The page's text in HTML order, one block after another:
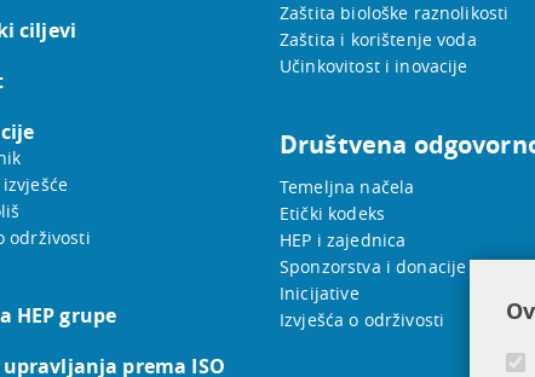
ciljevi
održivosti
HEP grupe
prema ISO
Zaštita biološke raznolikosti
Zaštita i korištenje voda
Učinkovitost i inovacije
Društvena
Temeljna načela
Etički kodeks
HEP i zajednica
Sponzorstva i donacije
Inicijative
Izvješća o održivosti